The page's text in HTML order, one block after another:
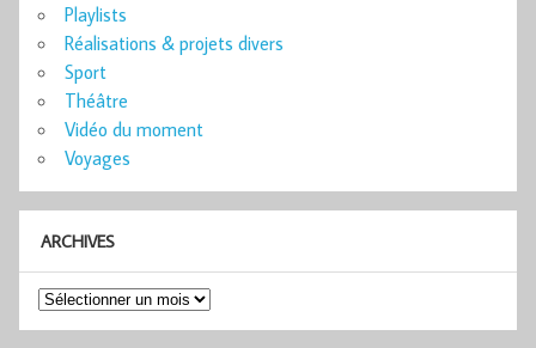
Playlists
Réalisations & projets divers
Sport
Théâtre
Vidéo du moment
Voyages
ARCHIVES
Archives